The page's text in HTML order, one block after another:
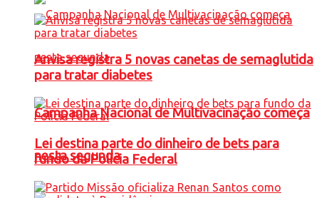
Campanha Nacional de Multivacinação começa
nesta segunda
Anvisa registra 5 novas canetas de semaglutida
para tratar diabetes
Lei destina parte do dinheiro de bets para
fundo da Polícia Federal